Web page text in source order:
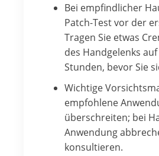
Bei empfindlicher
Patch-Test vor der
Tragen Sie etwas
des Handgelenks
Stunden, bevor Sie
Wichtige
empfohlene
überschreiten; bei
Anwendung
konsultieren.